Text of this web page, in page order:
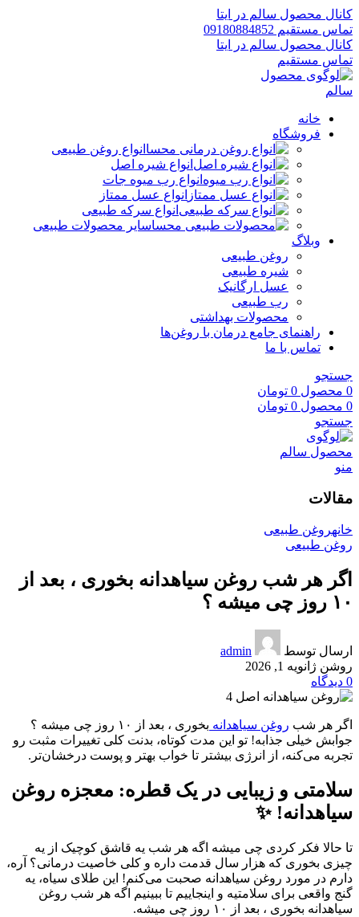
کانال محصول سالم در ایتا
تماس مستقیم 09180884852
کانال محصول سالم در ایتا
تماس مستقیم
خانه
فروشگاه
انواع روغن طبیعی
انواع شیره اصل
انواع رب میوه جات
انواع عسل ممتاز
انواع سرکه طبیعی
سایر محصولات طبیعی
وبلاگ
روغن طبیعی
شیره طبیعی
عسل ارگانیک
رب طبیعی
محصولات بهداشتی
راهنمای جامع درمان با روغن‌ها
تماس با ما
جستجو
0 محصول 0 تومان
0 محصول 0 تومان
جستجو
منو
مقالات
خانهروغن طبیعی
روغن طبیعی
اگر هر شب روغن سیاهدانه بخوری ، بعد از
۱۰ روز چی میشه ؟
ارسال توسط
admin
روشن ژانویه 1, 2026
0 دیدگاه
اگر هر شب روغن سیاهدانه
بخوری ، بعد از ۱۰ روز چی میشه ؟
جوابش خیلی جذابه! تو این مدت کوتاه، بدنت کلی تغییرات مثبت رو
تجربه می‌کنه، از انرژی بیشتر تا خواب بهتر و پوست درخشان‌تر.
سلامتی و زیبایی در یک قطره: معجزه روغن
سیاهدانه! ✨
تا حالا فکر کردی چی میشه اگه هر شب یه قاشق کوچیک از یه
چیزی بخوری که هزار سال قدمت داره و کلی خاصیت درمانی؟ آره،
دارم در مورد روغن سیاهدانه صحبت می‌کنم! این طلای سیاه، یه
گنج واقعی برای سلامتیه و اینجاییم تا ببینیم اگه هر شب روغن
سیاهدانه بخوری ، بعد از ۱۰ روز چی میشه.